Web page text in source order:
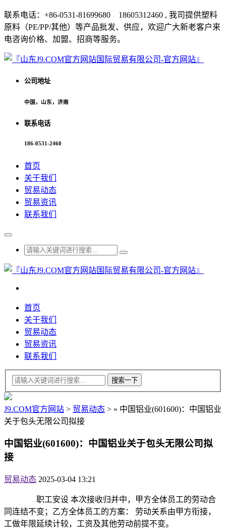
联系电话：+86-0531-81699680 18605312460 , 我司提供塑料
原料（PE/PP/其他）等产品批发、供应，欢迎广大新老客户来
电咨询价格、加盟、招商等服务。
公司地址
中国，山东，济南
联系电话
186-0531-2460
首页
关于我们
贸易动态
贸易资讯
联系我们
首页
关于我们
贸易动态
贸易资讯
联系我们
J9.COM官方网站 > 贸易动态 > » 中国铝业(601600)：中国铝业
关于包头无限公司拟接
中国铝业(601600)：中国铝业关于包头无限公司拟
接
贸易动态 2025-03-04 13:21
职工安设 本次接收归并中，甲方全体员工的劳动合
同连结不变；乙方全体员工的方案： 劳动关系由甲方衔接，
工做年限延续计较，工资及其他劳动前提不变。